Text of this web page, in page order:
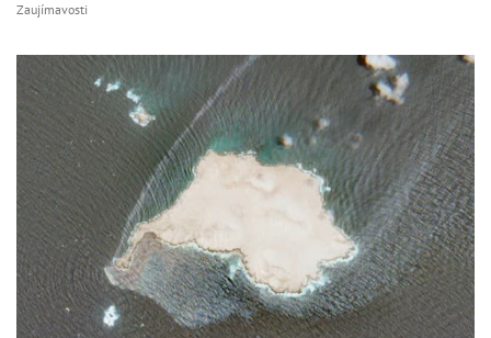
Zaujímavosti